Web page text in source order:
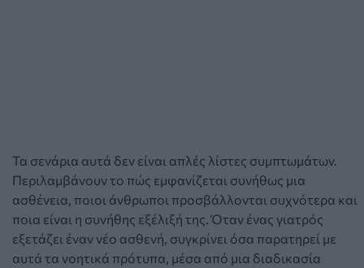
Τα σενάρια αυτά δεν είναι απλές λίστες συμπτωμάτων.
Περιλαμβάνουν το πώς εμφανίζεται συνήθως μια
ασθένεια, ποιοι άνθρωποι προσβάλλονται συχνότερα και
ποια είναι η συνήθης εξέλιξή της. Όταν ένας γιατρός
εξετάζει έναν νέο ασθενή, συγκρίνει όσα παρατηρεί με
αυτά τα νοητικά πρότυπα, μέσα από μια διαδικασία